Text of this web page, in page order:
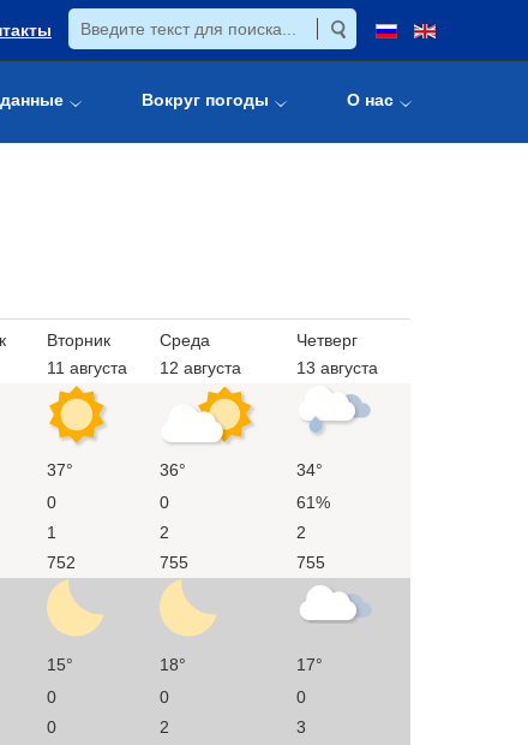
Вокруг погоды О нас
Вторник
11 августа
Среда
12 августа
Четверг
13 августа
37° 36°
34°
0 0
61%
1 2
2
752 755 755
15° 18°
17°
0 0
0
0 2
3